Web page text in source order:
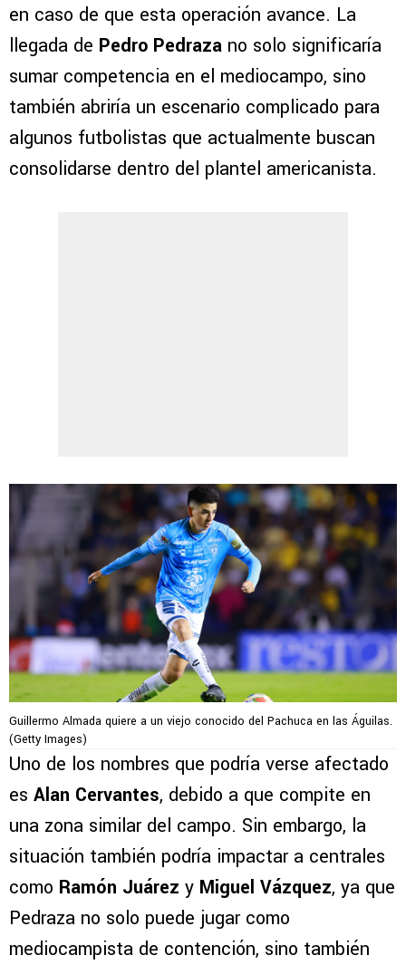
en caso de que esta operación avance. La
llegada de Pedro Pedraza no solo significaría
sumar competencia en el mediocampo, sino
también abriría un escenario complicado para
algunos futbolistas que actualmente buscan
consolidarse dentro del plantel americanista.
Guillermo Almada quiere a un viejo conocido del Pachuca en las Águilas.
(Getty Images)
Uno de los nombres que podría verse afectado
es Alan Cervantes, debido a que compite en
una zona similar del campo. Sin embargo, la
situación también podría impactar a centrales
como Ramón Juárez y Miguel Vázquez, ya que
Pedraza no solo puede jugar como
mediocampista de contención, sino también